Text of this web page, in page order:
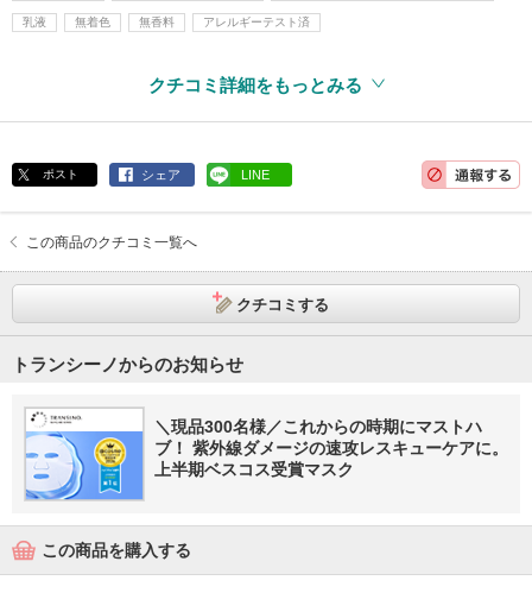
乳液 無着色 無香料 アレルギーテスト済
クチコミ詳細をもっとみる
ポスト シェア LINE
この商品のクチコミ一覧へ
クチコミする
トランシーノからのお知らせ
＼現品300名様／これからの時期にマストハ
ブ！ 紫外線ダメージの速攻レスキューケアに。
上半期ベスコス受賞マスク
この商品を購入する